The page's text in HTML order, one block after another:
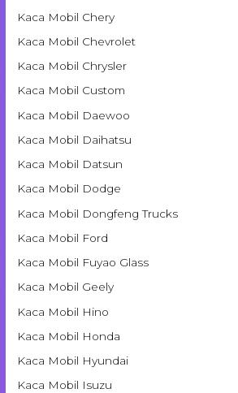
Kaca Mobil Chery
Kaca Mobil Chevrolet
Kaca Mobil Chrysler
Kaca Mobil Custom
Kaca Mobil Daewoo
Kaca Mobil Daihatsu
Kaca Mobil Datsun
Kaca Mobil Dodge
Kaca Mobil Dongfeng Trucks
Kaca Mobil Ford
Kaca Mobil Fuyao Glass
Kaca Mobil Geely
Kaca Mobil Hino
Kaca Mobil Honda
Kaca Mobil Hyundai
Kaca Mobil Isuzu